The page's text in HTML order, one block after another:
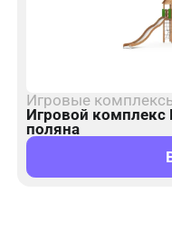
Игровые
Игровой комплекс
поляна